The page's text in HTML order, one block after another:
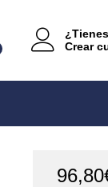
Crear
96,80